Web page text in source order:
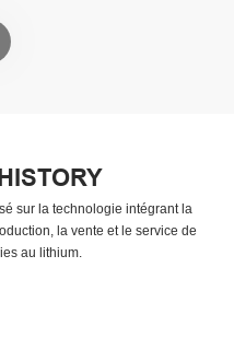
sur la technologie intégrant la
la vente et le service de
au lithium.